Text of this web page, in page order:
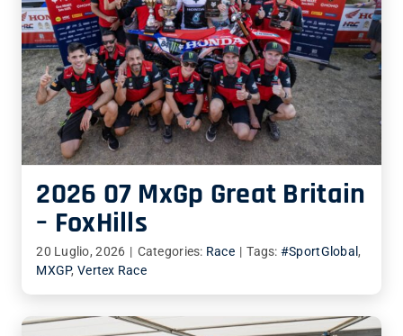
2026 07 MxGp Great Britain
– FoxHills
20 Luglio, 2026 | Categories: Race | Tags: #SportGlobal,
MXGP, Vertex Race